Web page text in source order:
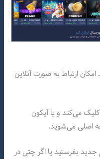
ارتباط به صورت آنلاین
کلیک می‌کند و یا آیکون
اصلی می‌شوید.
بفرستید یا اگر چتی در